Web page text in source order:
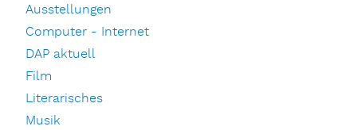
Ausstellungen
Computer - Internet
DAP aktuell
Film
Literarisches
Musik